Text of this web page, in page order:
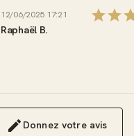
12/06/2025 17:21
Raphaël B.
Donnez votre avis